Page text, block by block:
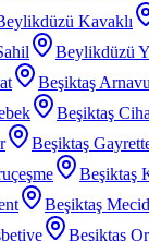
Kavaklı
Beylikdüzü
Beşiktaş
Beşiktaş
Beşiktaş
Beşiktaş
Beşiktaş
Beşiktaş